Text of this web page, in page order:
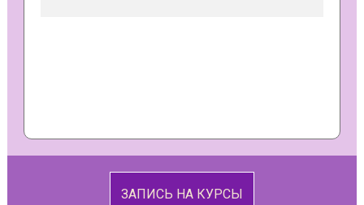
ЗАПИСЬ НА КУРСЫ